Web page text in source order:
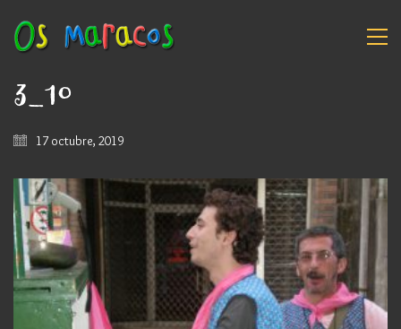
3_10
17 octubre, 2019